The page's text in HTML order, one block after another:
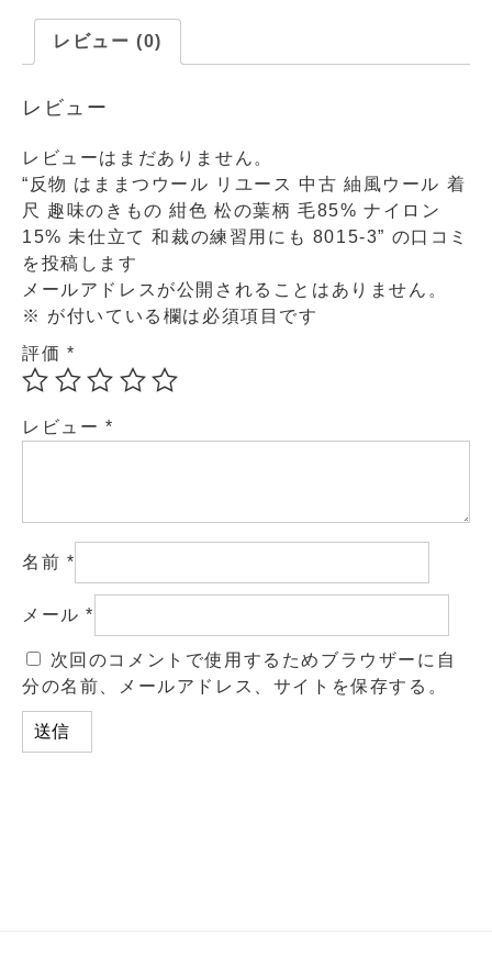
レビュー (0)
レビュー
レビューはまだありません。
“反物 はままつウール リユース 中古 紬風ウール 着
尺 趣味のきもの 紺色 松の葉柄 毛85% ナイロン
15% 未仕立て 和裁の練習用にも 8015-3” の口コミ
を投稿します
メールアドレスが公開されることはありません。
※ が付いている欄は必須項目です
評価 *
レビュー *
名前 *
メール*
次回のコメントで使用するためブラウザーに自
分の名前、メールアドレス、サイトを保存する。